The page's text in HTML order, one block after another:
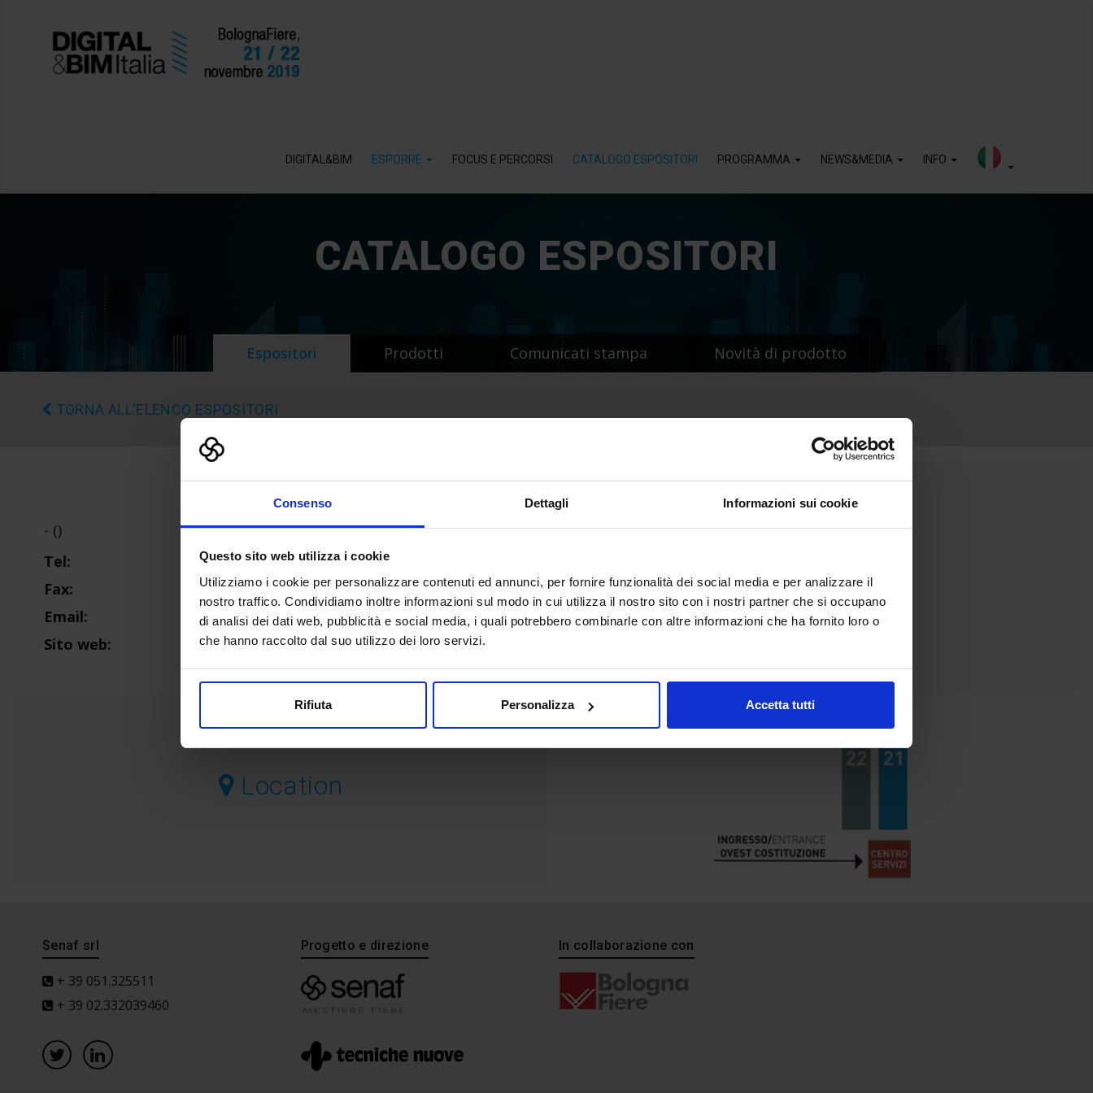
Consenso Dettagli Informazioni sui cookie
Questo sito web utilizza i cookie
Utilizziamo i cookie per personalizzare contenuti ed annunci, per fornire funzionalità dei social media e per analizzare il
nostro traffico. Condividiamo inoltre informazioni sul modo in cui utilizza il nostro sito con i nostri partner che si occupano
di analisi dei dati web, pubblicità e social media, i quali potrebbero combinarle con altre informazioni che ha fornito loro o
che hanno raccolto dal suo utilizzo dei loro servizi.
Rifiuta Personalizza Accetta tutti
DIGITAL&BIM ESPORRE FOCUS E PERCORSI CATALOGO ESPOSITORI PROGRAMMA NEWS&MEDIA INFO
CATALOGO ESPOSITORI
Espositori Prodotti Comunicati stampa Novità di prodotto
TORNA ALL'ELENCO ESPOSITORI
- ()
Tel:
Fax:
Email:
Sito web:
Location
Senaf srl
+ 39 051.325511
+ 39 02.332039460
Progetto e direzione In collaborazione con